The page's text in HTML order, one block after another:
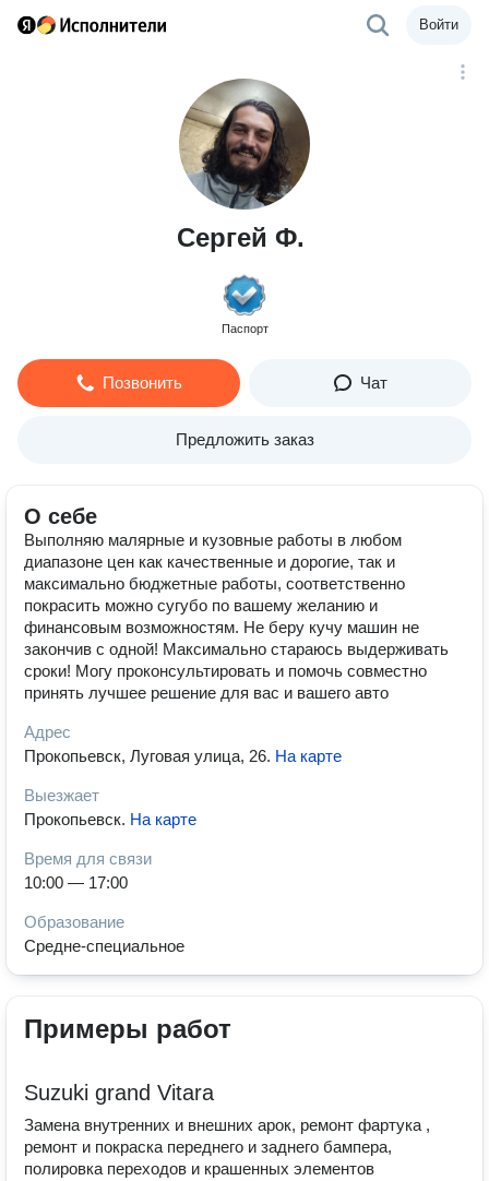
Войти
Сергей Ф.
Паспорт
Позвонить Чат
Предложить заказ
О себе
Выполняю малярные и кузовные работы в любом
диапазоне цен как качественные и дорогие, так и
максимально бюджетные работы, соответственно
покрасить можно сугубо по вашему желанию и
финансовым возможностям. Не беру кучу машин не
закончив с одной! Максимально стараюсь выдерживать
сроки! Могу проконсультировать и помочь совместно
принять лучшее решение для вас и вашего авто
Адрес
Прокопьевск, Луговая улица, 26. На карте
Выезжает
Прокопьевск. На карте
Время для связи
10:00 — 17:00
Образование
Средне-специальное
Примеры работ
Suzuki grand Vitara
Замена внутренних и внешних арок, ремонт фартука ,
ремонт и покраска переднего и заднего бампера,
полировка переходов и крашенных элементов